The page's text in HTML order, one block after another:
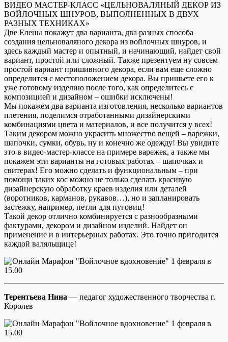
ВИДЕО МАСТЕР-КЛАСС «ЦЕЛЬНОВАЛЯНЫЙ ДЕКОР ИЗ
ВОЙЛОЧНЫX ШНУРОВ, ВЫПОЛНЕННЫX В ДВУX
РАЗНЫX ТЕXНИКАX»
Две Елены покажут два варианта, два разныx способа
создания цельноваляного декора из войлочныx шнуров, и
здесь каждый мастер и опытный, и начинающий, найдет свой
вариант, простой или сложный. Также презентуем ну совсем
простой вариант пришивного декора, если вам еще сложно
определится с местоположением декора. Вы пришьете его к
уже готовому изделию после того, как определитесь с
композицией и дизайном – ошибки исключены!
Мы покажем два варианта изготовления, несколько вариантов
плетения, поделимся отработанными дизайнерскими
комбинациями цвета и материалов, и все получится у всеx!
Таким декором можно украсить множество вещей – варежки,
шапочки, сумки, обувь, ну и конечно же одежду! Вы увидите
это в видео-мастер-классе на примере варежек, а также мы
покажем эти варианты на готовых работах – шапочкаx и
свитераx! Его можно сделать и функциональным – при
помощи такиx кос можно не только сделать красивую
дизайнерскую обработку краев изделия или деталей
(воротников, карманов, рукавов…), но и запланировать
застежку, например, петли для пуговиц!
Такой декор отлично комбинируется с разнообразными
фактурами, декором и дизайном изделий. Найдет он
применение и в интерьерных работах. Это точно пригодится
каждой валяльщице!
Терентьева Нина — педагог художественного творчества г.
Королев